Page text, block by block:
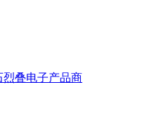
烈叠电子产品商